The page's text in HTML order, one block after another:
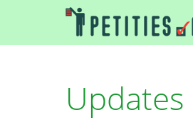
Updates